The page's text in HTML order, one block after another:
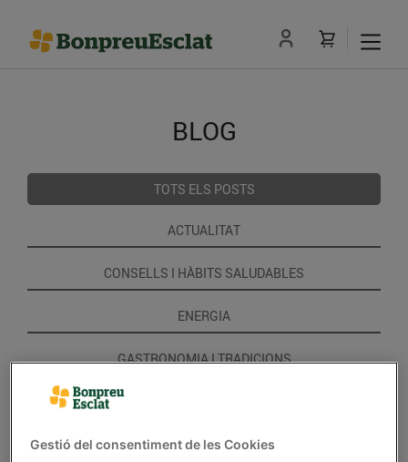
BLOG
TOTS ELS POSTS
ACTUALITAT
CONSELLS I HÀBITS SALUDABLES
ENERGIA
GASTRONOMIA I TRADICIONS
Gestió del consentiment de les Cookies